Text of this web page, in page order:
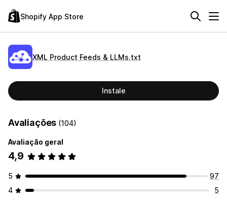
Shopify App Store
XML Product Feeds & LLMs.txt
Instale
Avaliações (104)
Avaliação geral
4,9
5
97
4
5